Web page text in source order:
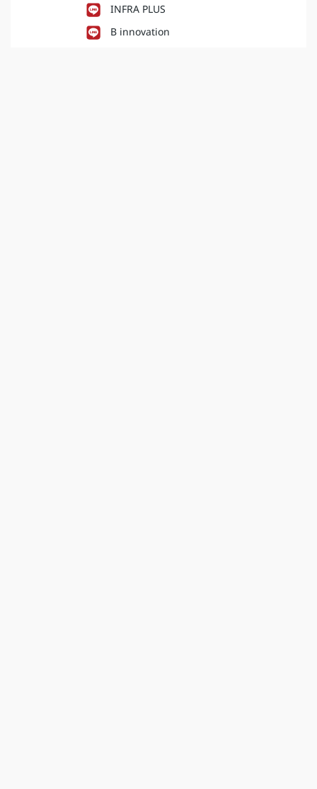
INFRA PLUS
B innovation